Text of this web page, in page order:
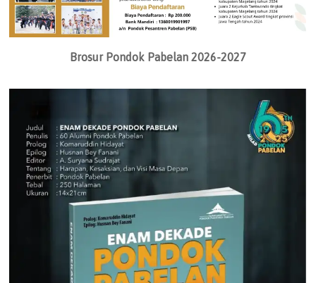
Brosur Pondok Pabelan 2026-2027